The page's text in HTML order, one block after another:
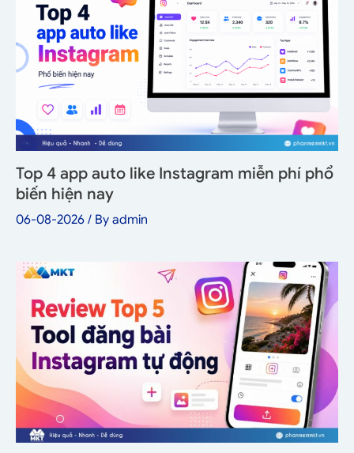
Top 4 app auto like Instagram miễn phí phổ
biến hiện nay
06-08-2026 / By admin